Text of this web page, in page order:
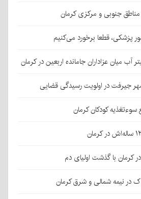
مناطق جنوبی و مرکزی کرمان
پزشکی، قطعا برخورد می‌کنیم
جیرفت در اولویت رسیدگی قضایی
کودکان کرمان
کرمان با گذشت اولیای دم
در نیمه شمالی و شرق کرمان